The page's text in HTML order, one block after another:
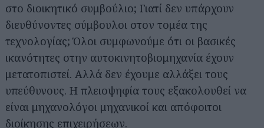
στο διοικητικό συμβούλιο; Γιατί δεν υπάρχουν
διευθύνοντες σύμβουλοι στον τομέα της
τεχνολογίας; Όλοι συμφωνούμε ότι οι βασικές
ικανότητες στην αυτοκινητοβιομηχανία έχουν
μετατοπιστεί. Αλλά δεν έχουμε αλλάξει τους
υπεύθυνους. Η πλειοψηφία τους εξακολουθεί να
είναι μηχανολόγοι μηχανικοί και απόφοιτοι
διοίκησης επιχειρήσεων.